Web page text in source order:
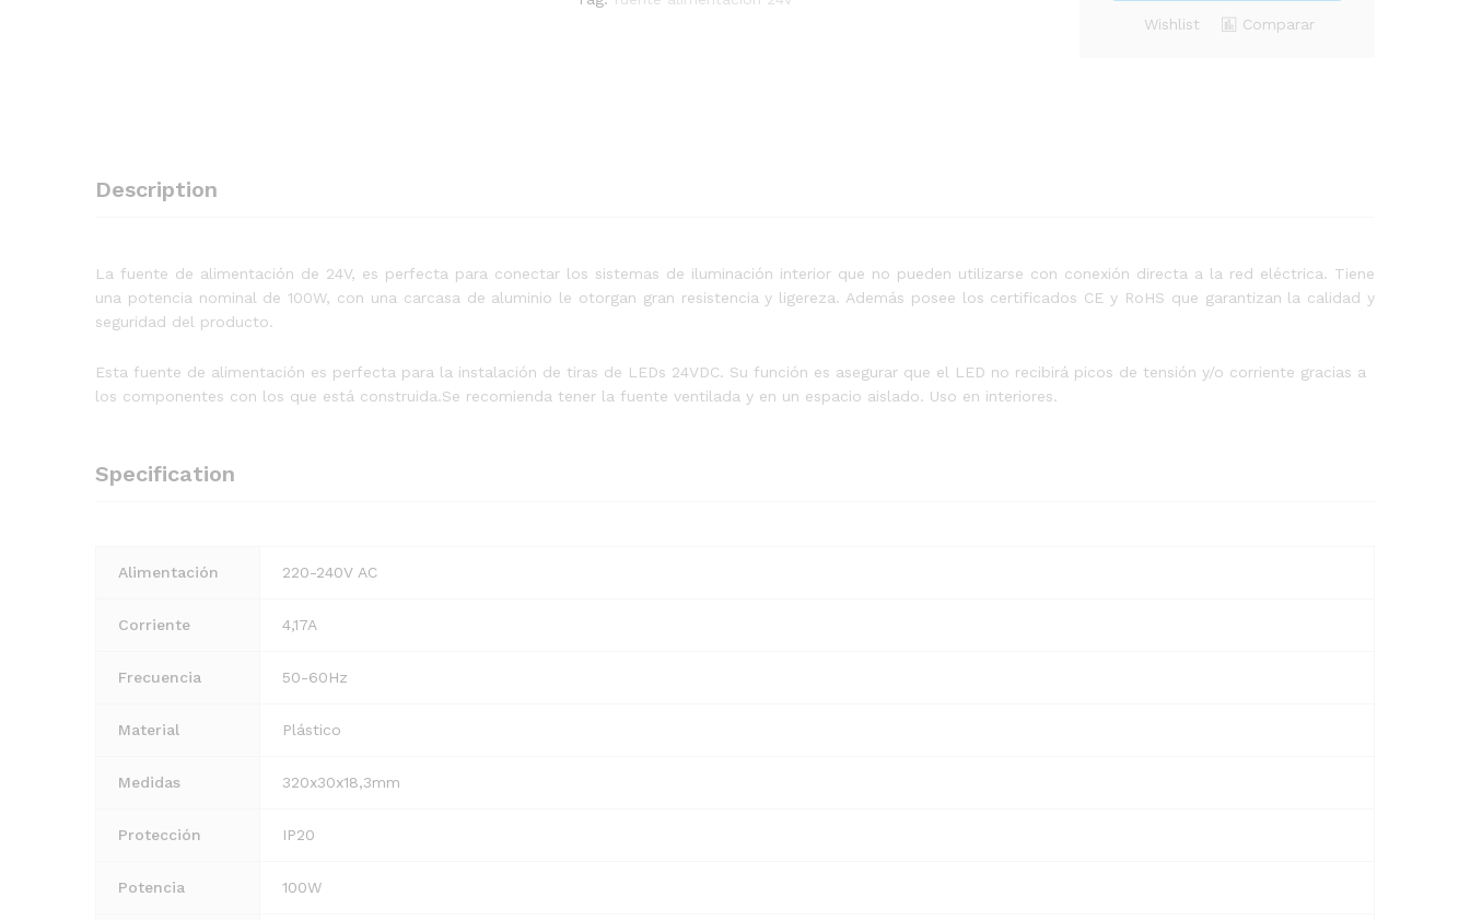
Wishlist Comparar
Description
La fuente de alimentación de 24V, es perfecta para conectar los sistemas de iluminación interior que no pueden utilizarse con conexión directa a la red eléctrica. Tiene
una potencia nominal de 100W, con una carcasa de aluminio le otorgan gran resistencia y ligereza. Además posee los certificados CE y RoHS que garantizan la calidad y
seguridad del producto.
Esta fuente de alimentación es perfecta para la instalación de tiras de LEDs 24VDC. Su función es asegurar que el LED no recibirá picos de tensión y/o corriente gracias a
los componentes con los que está construida.Se recomienda tener la fuente ventilada y en un espacio aislado. Uso en interiores.
Specification
Alimentación 220-240V AC
Corriente 4,17A
Frecuencia 50-60Hz
Material Plástico
Medidas 320x30x18,3mm
Protección IP20
Potencia 100W